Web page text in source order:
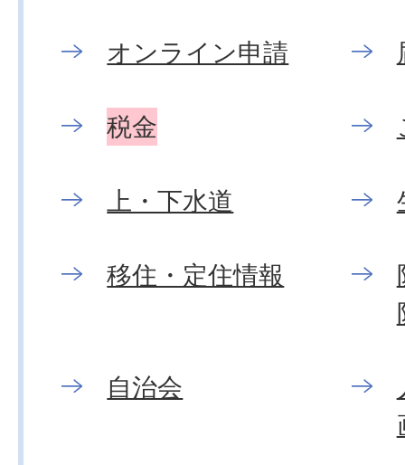
オンライン申請
税金
上・下水道
移住・定住情報
自治会